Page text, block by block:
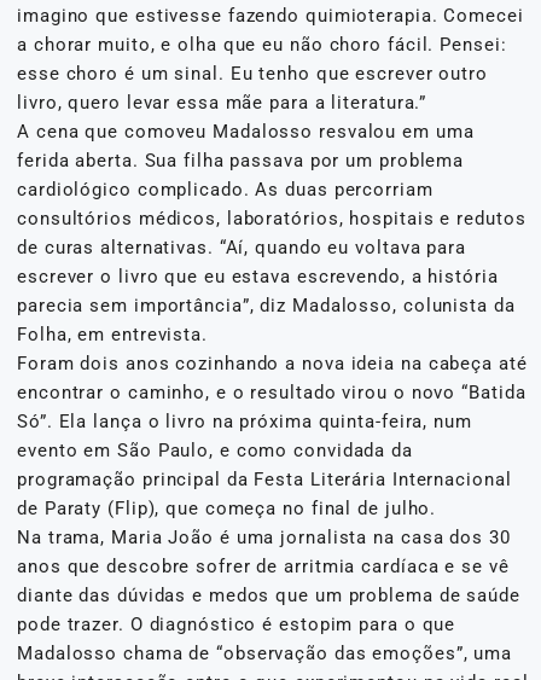
imagino que estivesse fazendo quimioterapia. Comecei
a chorar muito, e olha que eu não choro fácil. Pensei:
esse choro é um sinal. Eu tenho que escrever outro
livro, quero levar essa mãe para a literatura.”
A cena que comoveu Madalosso resvalou em uma
ferida aberta. Sua filha passava por um problema
cardiológico complicado. As duas percorriam
consultórios médicos, laboratórios, hospitais e redutos
de curas alternativas. “Aí, quando eu voltava para
escrever o livro que eu estava escrevendo, a história
parecia sem importância”, diz Madalosso, colunista da
Folha, em entrevista.
Foram dois anos cozinhando a nova ideia na cabeça até
encontrar o caminho, e o resultado virou o novo “Batida
Só”. Ela lança o livro na próxima quinta-feira, num
evento em São Paulo, e como convidada da
programação principal da Festa Literária Internacional
de Paraty (Flip), que começa no final de julho.
Na trama, Maria João é uma jornalista na casa dos 30
anos que descobre sofrer de arritmia cardíaca e se vê
diante das dúvidas e medos que um problema de saúde
pode trazer. O diagnóstico é estopim para o que
Madalosso chama de “observação das emoções”, uma